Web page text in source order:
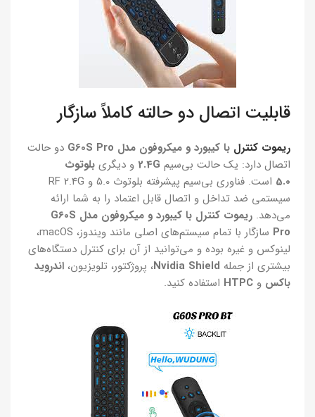
قابلیت اتصال دو حالته کاملاً سازگار
ریموت کنترل با کیبورد و میکروفون مدل G60S Pro
دو حالت
اتصال دارد: یک حالت بی‌سیم 2.4G و دیگری بلوتوث
5.0
است. فناوری بی‌سیم پیشرفته بلوتوث 5.0 و RF 2.4G
سیستمی ضد تداخل و اتصال قابل اعتماد را به شما ارائه
می‌دهد.
ریموت کنترل با کیبورد و میکروفون مدل G60S
Pro
سازگار با تمام سیستم‌های اصلی مانند ویندوز، macOS،
لینوکس و غیره بوده و می‌توانید از آن برای کنترل دستگاه‌های
بیشتری از جمله Nvidia Shield، پروژکتور، تلویزیون، اندروید
باکس و HTPC استفاده کنید.